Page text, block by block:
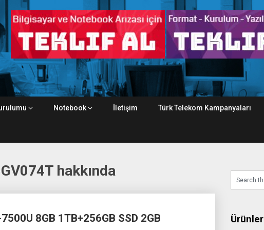
Notebook İletişim Türk Telekom Kampanyaları
hakkında
8GB 1TB+256GB SSD 2GB
Ürünler